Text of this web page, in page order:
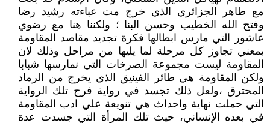
مع طاهر الجزائري الذي خرج مت عباءته رشيد رضا
وفتح الله الخطيب وحسن البنا ؛ ولكننا هنا مع رضوي
عاشور التي مارس ابطالها فكرة تجديد مقاصد المقاومة
بمعني تجاوز كل مرحلة لما يليها من مراحل وذلك لان
المقاومة ليست مجموعة الصرخات التي نمارسها شبابا
ولكن المقاومة هي طائر الفينيق الذي يخرج من الرماد
المحترق ،ولعل ذلك تجسد في رواية فرج تلك الرواية
التي حملت نهاية واحداث هي تنويعة علي ادب المقاومة
في بعده الإنساني، حيث تلك المرأة التي جسدت عدة